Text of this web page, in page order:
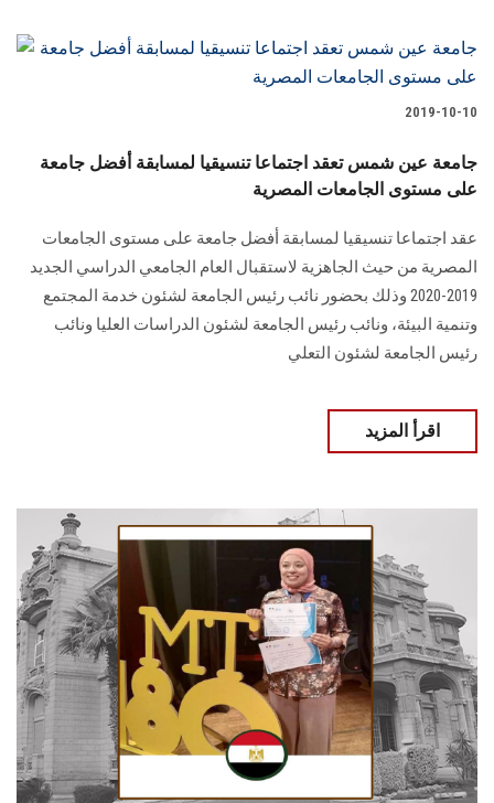
2019-10-10
جامعة عين شمس تعقد اجتماعا تنسيقيا لمسابقة أفضل جامعة
على مستوى الجامعات المصرية
عقد اجتماعا تنسيقيا لمسابقة أفضل جامعة على مستوى الجامعات
المصرية من حيث الجاهزية لاستقبال العام الجامعي الدراسي الجديد
2019-2020 وذلك بحضور نائب رئيس الجامعة لشئون خدمة المجتمع
وتنمية البيئة، ونائب رئيس الجامعة لشئون الدراسات العليا ونائب
رئيس الجامعة لشئون التعلي
اقرأ المزيد